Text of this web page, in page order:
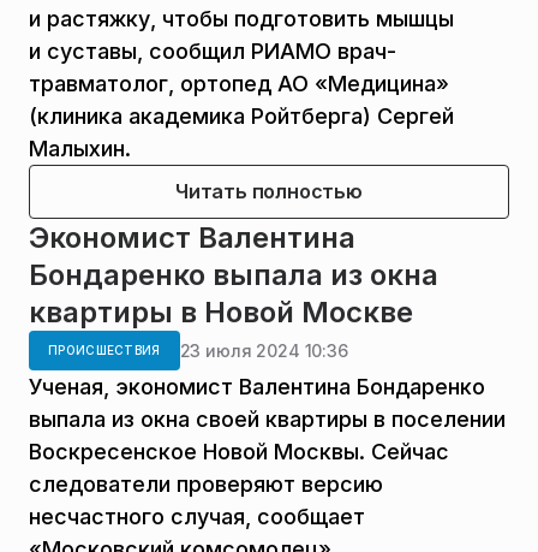
и растяжку, чтобы подготовить мышцы
и суставы, сообщил РИАМО врач-
травматолог, ортопед АО «Медицина»
(клиника академика Ройтберга) Сергей
Малыхин.
Читать полностью
Экономист Валентина
Бондаренко выпала из окна
квартиры в Новой Москве
ПРОИСШЕСТВИЯ 23 июля 2024 10:36
Ученая, экономист Валентина Бондаренко
выпала из окна своей квартиры в поселении
Воскресенское Новой Москвы. Сейчас
следователи проверяют версию
несчастного случая, сообщает